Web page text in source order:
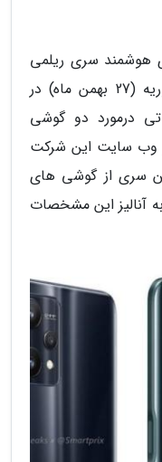
هوشمند سری ریلمی
9 پرو شرکت ریلمی در تاریخ 16 فوریه (27 بهمن ماه) در
درمورد دو گوشی
9 پرو پلاس در وب سایت این شرکت
سری از گوشی های
آنالیز این مشخصات